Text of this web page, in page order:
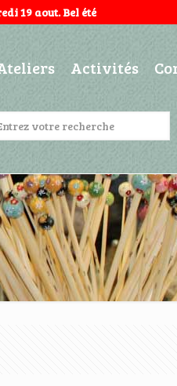
19 aout. Bel été
Activités